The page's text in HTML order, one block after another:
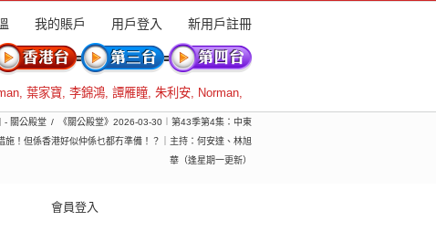
我的賬戶 用戶登入 新用戶註冊
, 葉家寶, 李錦鴻, 譚雁瞳, 朱利安, Norman,
- 關公殿堂
《關公殿堂》2026-03-30︱第43季第4集：中東
！但係香港好似仲係乜都冇準備！？｜主持：何安達、林旭
華（逢星期一更新）
會員登入